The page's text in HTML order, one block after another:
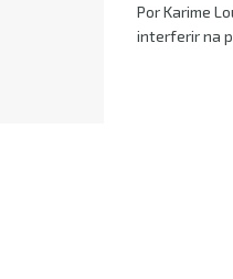
Por Karime
interferir na